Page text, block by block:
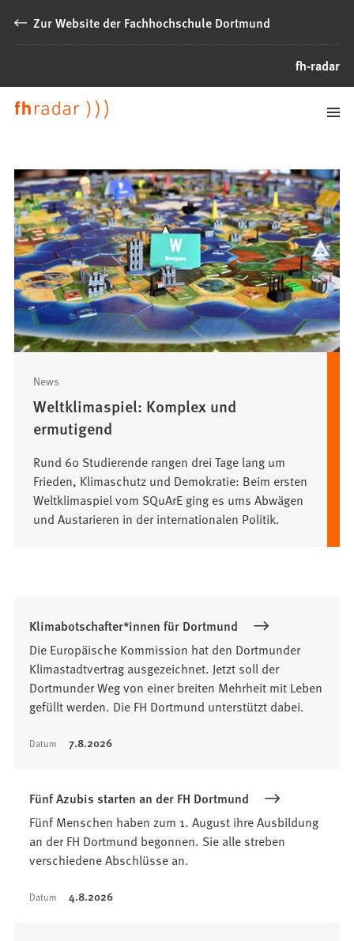
Inhalt anspringen
Zur Website der Fachhochschule Dortmund
fh-radar
News
FH
Dortmund
Willkommen an der Fachhochschule Dortmund
Neugigkeiten aus der
Was passiert an der FH Dortmund? Hier finden Sie
News
Weltklimaspiel: Komplex und
ermutigend
Rund 60 Studierende rangen drei Tage lang um
Frieden, Klimaschutz und Demokratie: Beim ersten
Weltklimaspiel vom SQuArE ging es ums Abwägen
und Austarieren in der internationalen Politik.
Klimabotschafter*innen für Dortmund
Die Europäische Kommission hat den Dortmunder
Klimastadtvertrag ausgezeichnet. Jetzt soll der
Dortmunder Weg von einer breiten Mehrheit mit Leben
gefüllt werden. Die FH Dortmund unterstützt dabei.
Datum 7.8.2026
Fünf Azubis starten an der FH Dortmund
Fünf Menschen haben zum 1. August ihre Ausbildung
an der FH Dortmund begonnen. Sie alle streben
verschiedene Abschlüsse an.
Datum 4.8.2026